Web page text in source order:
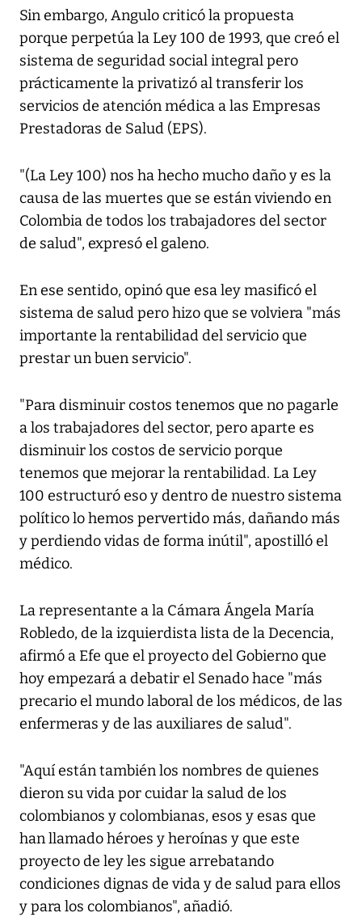
Sin embargo, Angulo criticó la propuesta
porque perpetúa la Ley 100 de 1993, que creó el
sistema de seguridad social integral pero
prácticamente la privatizó al transferir los
servicios de atención médica a las Empresas
Prestadoras de Salud (EPS).
"(La Ley 100) nos ha hecho mucho daño y es la
causa de las muertes que se están viviendo en
Colombia de todos los trabajadores del sector
de salud", expresó el galeno.
En ese sentido, opinó que esa ley masificó el
sistema de salud pero hizo que se volviera "más
importante la rentabilidad del servicio que
prestar un buen servicio".
"Para disminuir costos tenemos que no pagarle
a los trabajadores del sector, pero aparte es
disminuir los costos de servicio porque
tenemos que mejorar la rentabilidad. La Ley
100 estructuró eso y dentro de nuestro sistema
político lo hemos pervertido más, dañando más
y perdiendo vidas de forma inútil", apostilló el
médico.
La representante a la Cámara Ángela María
Robledo, de la izquierdista lista de la Decencia,
afirmó a Efe que el proyecto del Gobierno que
hoy empezará a debatir el Senado hace "más
precario el mundo laboral de los médicos, de las
enfermeras y de las auxiliares de salud".
"Aquí están también los nombres de quienes
dieron su vida por cuidar la salud de los
colombianos y colombianas, esos y esas que
han llamado héroes y heroínas y que este
proyecto de ley les sigue arrebatando
condiciones dignas de vida y de salud para ellos
y para los colombianos", añadió.